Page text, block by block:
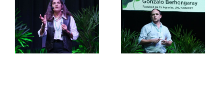
Fertilización de
forrajeras
anuales de
invierno y
verano